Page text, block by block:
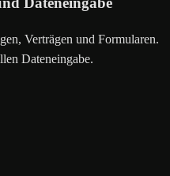
Verträgen und Formularen.
Dateneingabe.